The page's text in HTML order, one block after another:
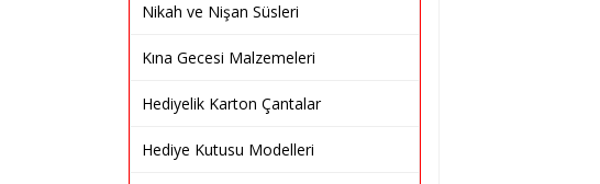
Nikah ve Nişan Süsleri
Kına Gecesi Malzemeleri
Hediyelik Karton Çantalar
Hediye Kutusu Modelleri